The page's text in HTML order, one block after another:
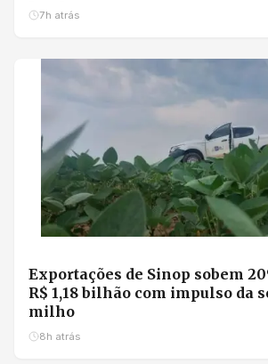
7h atrás
Exportações de Sinop sobem
R$ 1,18 bilhão com impulso da
milho
8h atrás